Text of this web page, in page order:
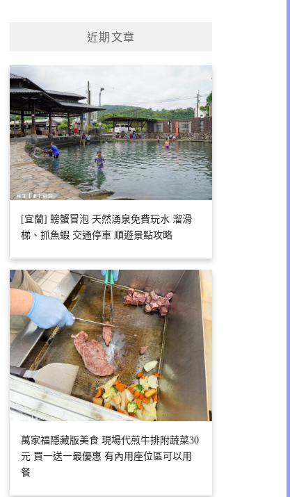
近期文章
[宜蘭] 螃蟹冒泡 天然湧泉免費玩水 溜滑
梯、抓魚蝦 交通停車 順遊景點攻略
萬家福隱藏版美食 現場代煎牛排附蔬菜30
元 買一送一最優惠 有內用座位區可以用
餐